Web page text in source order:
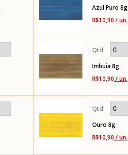
Azul Puro 8g
R$10,90 / un.
Imbuia 8g
R$10,90 / un.
Ouro 8g
R$10,90 / un.